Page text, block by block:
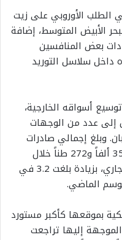
الطلب الأوروبي على زيت
الأبيض المتوسط، إضافة
بعض المنافسين
داخل سلاسل التوريد
أسواقه الخارجية،
إلى عدد من الوجهات
وبلغ إجمالي صادرات
دول الاتحاد نحو الأسواق الخارجية 351 ألفاً و272 طناً خلال
الأشهر الستة الأولى من الموسم الجاري، بزيادة بلغت 3.2 في
الماضي.
بموقعها كأكبر مستورد
الموجهة إليها تراجعت